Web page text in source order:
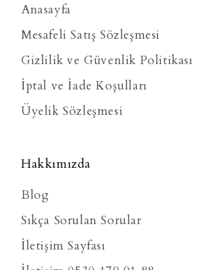
Anasayfa
Mesafeli Satış Sözleşmesi
Gizlilik ve Güvenlik Politikası
İptal ve İade Koşulları
Üyelik Sözleşmesi
Hakkımızda
Blog
Sıkça Sorulan Sorular
İletişim Sayfası